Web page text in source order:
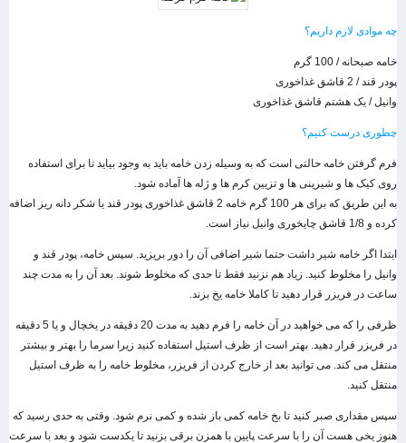
چه موادی لازم داریم؟
خامه صبحانه / 100 گرم
پودر قند / 2 قاشق غذاخوری
وانیل / یک هشتم قاشق غذاخوری
چطوری درست کنیم؟
فرم گرفتن خامه حالتی است که به وسیله زدن خامه باید به وجود بیاید تا برای استفاده
روی کیک ها و شیرینی ها و تزیین کرم ها و ژله ها آماده شود.
به این طریق که برای هر 100 گرم خامه 2 قاشق غذاخوری پودر قند یا شکر دانه ریز اضافه
کرده و 1/8 قاشق چایخوری وانیل نیاز است.
ابتدا اگر خامه شیر داشت حتما شیر اضافی آن را دور بریزید. سپس خامه، پودر قند و
وانیل را مخلوط کنید. زیاد هم نزنید فقط تا حدی که مخلوط شوند. بعد آن را به مدت چند
ساعت در فریزر قرار دهید تا کاملا خامه یخ بزند.
ظرفی را که می خواهید در آن خامه را فرم دهید به مدت 20 دقیقه در یخچال و یا 5 دقیقه
در فریزر قرار دهید. بهتر است از ظرف استیل استفاده کنید زیرا سرما را بهتر و بیشتر
منتقل می کند. می توانید بعد از خارج کردن از فریزر، مخلوط خامه را به ظرف استیل
منتقل کنید.
سپس مقداری صبر کنید تا بخ خامه کمی باز شده و کمی نرم شود. وقتی به حدی رسید که
هنوز یخی هست آن را با سرعت پایین با همزن برقی بزنید تا یکدست شود و بعد با سرعت